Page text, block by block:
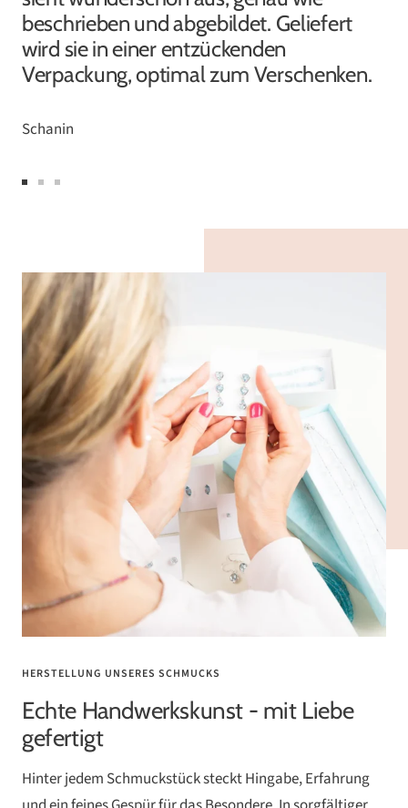
beschrieben und abgebildet. Geliefert
wird sie in einer entzückenden
Verpackung, optimal zum Verschenken.
Schanin
gehen
gehen
gehen
HERSTELLUNG UNSERES SCHMUCKS
Echte Handwerkskunst - mit Liebe
gefertigt
Hinter jedem Schmuckstück steckt Hingabe, Erfahrung